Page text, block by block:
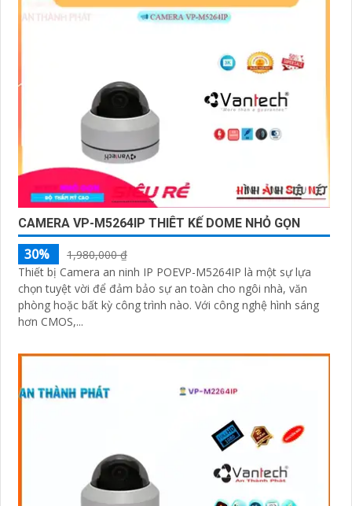
Điểm mạnh của Camera Vantech là chất lượng dịch vụ
tốt và hỗ trợ khách hàng chu đáo. Đội ngũ nhân viên kỹ
giải pháp camera phù hợp với nhu cầu và ngân sách
của bạn.
Nếu bạn đang tìm kiếm một giải pháp giám sát an ninh
tốt cho ngôi nhà hoặc doanh nghiệp của mình, Camera
Vantech Việt Nam là một lựa chọn hàng đầu mà bạn có
thể tin tưởng.
CAMERA VP-M5264IP THIÊT KẾ DOME NHỎ GỌN
30%
1,980,000 ₫
Thiết bị Camera an ninh IP POEVP-M5264IP là một sự lựa
chọn tuyệt vời để đảm bảo sự an toàn cho ngôi nhà, văn
phòng hoặc bất kỳ công trình nào. Với công nghệ hình sáng
hơn CMOS,...